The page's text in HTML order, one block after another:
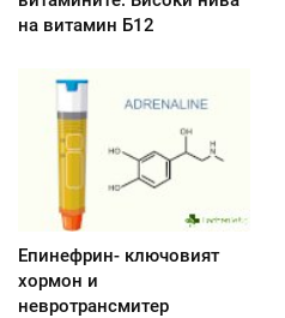
на витамин Б12
Епинефрин- ключовият
хормон и
невротрансмитер